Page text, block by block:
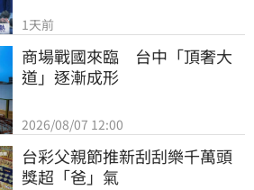
1天前
商場戰國來臨　台中「頂奢大
道」逐漸成形
2026/08/07 12:00
台彩父親節推新刮刮樂千萬頭
獎超「爸」氣